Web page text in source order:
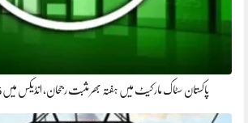
پاکستان سٹاک مارکیٹ میں ہفتہ بھر مثبت رجحان، انڈیکس میں 5 ہزار 335 پوائنٹس…